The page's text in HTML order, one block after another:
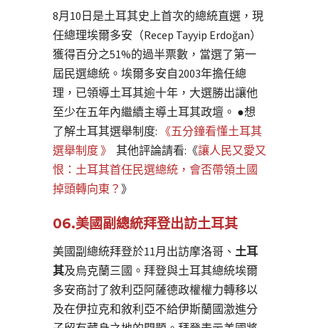
8月10日是土耳其史上首次的總統直選，現
任總理埃爾多安（Recep Tayyip Erdoğan）
獲得百分之51%的過半票數，當選了第一
屆民選總統。埃爾多安自2003年擔任總
理，已領導土耳其逾十年，大選勝出讓他
至少在五年內繼續主導土耳其政壇。 ●想
了解土耳其選舉制度: 《五分鐘看懂土耳其
選舉制度 》
其他評論請看:《讓人民又愛又
恨：土耳其首任民選總統，會否帶領土國
掉頭轉向東？ 》
06.美國副總統拜登出訪土耳其
美國副總統拜登於11月出訪摩洛哥、 土耳
其及烏克蘭三國。拜登與土耳其總統埃爾
多安商討了敘利亞阿薩德政權權力轉移以
及在伊拉克和敘利亞不給伊斯蘭國激進分